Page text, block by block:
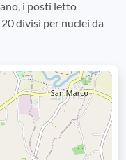
i posti letto
divisi per nuclei da